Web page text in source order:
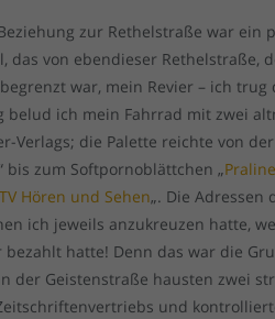
zur Rethelstraße war ein
das von ebendieser Rethelstraße,
war, mein Revier – ich
belud ich mein Fahrrad mit zwei
Verlags; die Palette reichte von
bis zum Softpornoblättchen „
TV Hören und Sehen„. Die
ich jeweils anzukreuzen hatte,
hatte! Denn das war die
der Geistenstraße hausten zwei
und